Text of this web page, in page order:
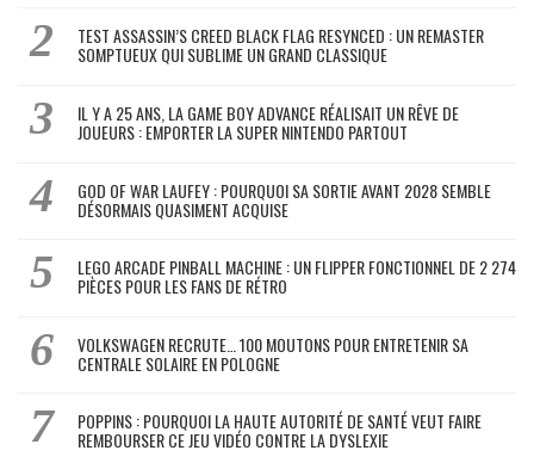
TEST ASSASSIN’S CREED BLACK FLAG RESYNCED : UN REMASTER
SOMPTUEUX QUI SUBLIME UN GRAND CLASSIQUE
IL Y A 25 ANS, LA GAME BOY ADVANCE RÉALISAIT UN RÊVE DE
JOUEURS : EMPORTER LA SUPER NINTENDO PARTOUT
GOD OF WAR LAUFEY : POURQUOI SA SORTIE AVANT 2028 SEMBLE
DÉSORMAIS QUASIMENT ACQUISE
LEGO ARCADE PINBALL MACHINE : UN FLIPPER FONCTIONNEL DE 2 274
PIÈCES POUR LES FANS DE RÉTRO
VOLKSWAGEN RECRUTE… 100 MOUTONS POUR ENTRETENIR SA
CENTRALE SOLAIRE EN POLOGNE
POPPINS : POURQUOI LA HAUTE AUTORITÉ DE SANTÉ VEUT FAIRE
REMBOURSER CE JEU VIDÉO CONTRE LA DYSLEXIE